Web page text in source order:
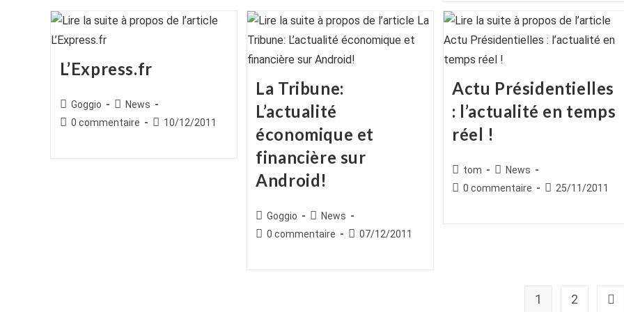
publication :
L’Express.fr
Auteur/autrice
de
Goggio
Post
category:
News
Commentaires
0 commentaire
Publication
10/12/2011
La Tribune:
L’actualité
économique et
financière sur
Android!
Auteur/autrice
de
Goggio
Post
category:
News
Commentaires
0 commentaire
Publication
07/12/2011
Actu Présidentielles
: l’actualité en temps
réel !
Auteur/autrice
de
tom
Post
category:
News
Commentaires
0 commentaire
Publication
25/11/2011
1 2